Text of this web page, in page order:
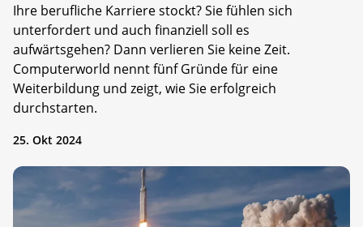
Ihre berufliche Karriere stockt? Sie fühlen sich
unterfordert und auch finanziell soll es
aufwärtsgehen? Dann verlieren Sie keine Zeit.
Computerworld nennt fünf Gründe für eine
Weiterbildung und zeigt, wie Sie erfolgreich
durchstarten.
25. Okt 2024